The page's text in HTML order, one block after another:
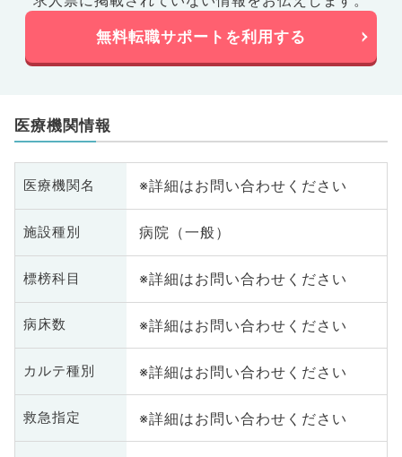
無料転職サポートを利用する
医療機関情報
医療機関名 ※詳細はお問い合わせください
施設種別 病院（一般）
標榜科目 ※詳細はお問い合わせください
病床数 ※詳細はお問い合わせください
カルテ種別 ※詳細はお問い合わせください
救急指定 ※詳細はお問い合わせください